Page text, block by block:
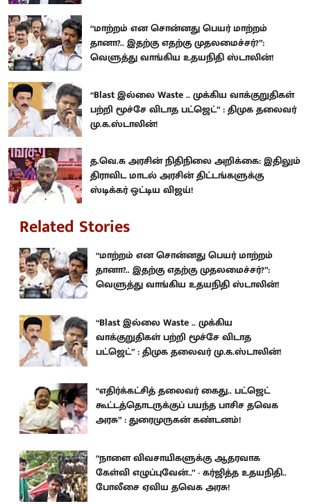
“மாற்றம் என சொன்னது பெயர் மாற்றம்
தானா?.. இதற்கு எதற்கு முதலமைச்சர்?”:
வெளுத்து வாங்கிய உதயநிதி ஸ்டாலின்!
“Blast இல்லை Waste .. முக்கிய வாக்குறுதிகள்
பற்றி மூச்சே விடாத பட்ஜெட்” : திமுக தலைவர்
மு.க.ஸ்டாலின்!
த.வெ.க அரசின் நிதிநிலை அறிக்கை: இதிலும்
திராவிட மாடல் அரசின் திட்டங்களுக்கு
ஸ்டிக்கர் ஒட்டிய விஜய்!
Related Stories
“மாற்றம் என சொன்னது பெயர் மாற்றம்
தானா?.. இதற்கு எதற்கு முதலமைச்சர்?”:
வெளுத்து வாங்கிய உதயநிதி ஸ்டாலின்!
“Blast இல்லை Waste .. முக்கிய
வாக்குறுதிகள் பற்றி மூச்சே விடாத
பட்ஜெட்” : திமுக தலைவர் மு.க.ஸ்டாலின்!
“எதிர்க்கட்சித் தலைவர் கைது.. பட்ஜெட்
கூட்டத்தொடருக்குப் பயந்த பாசிச தவெக
அரசு” : துரைமுருகன் கண்டனம்!
“நாளை விவசாயிகளுக்கு ஆதரவாக
கேள்வி எழுப்புவேன்..” - கர்ஜித்த உதயநிதி..
போலீசை ஏவிய தவெக அரசு!